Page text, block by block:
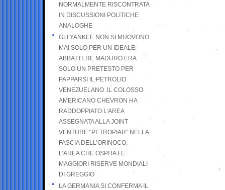
NORMALMENTE RISCONTRATA
IN DISCUSSIONI POLITICHE
ANALOGHE
GLI YANKEE NON SI MUOVONO
MAI SOLO PER UN IDEALE:
ABBATTERE MADURO ERA
SOLO UN PRETESTO PER
PAPPARSI IL PETROLIO
VENEZUELANO .IL COLOSSO
AMERICANO CHEVRON HA
RADDOPPIATO L’AREA
ASSEGNATA ALLA JOINT
VENTURE “PETROPIAR” NELLA
FASCIA DELL’ORINOCO,
L’AREA CHE OSPITA LE
MAGGIORI RISERVE MONDIALI
DI GREGGIO
LA GERMANIA SI CONFERMA IL